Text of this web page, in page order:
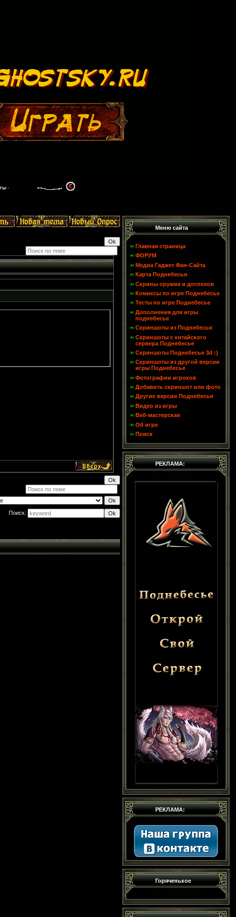
Поиск:
Меню сайта
Главная страница
ФОРУМ
Медиа Гаджет Фан-Сайта
Карта Поднебесья
Скрины оружия и доспехов
Комиксы по игре Поднебесье
Тесты по игре Поднебесье
Дополнения для игры
поднебесье
Скриншоты из Поднебесья
Скриншоты с китайского
сервера Поднебесье
Скриншоты Поднебесье 3d :)
Скриншоты из другой версии
игры Поднебесье
Фотографии игроков
Добавить скриншот или фото
Другие версии Поднебесья
Видео из игры
Веб-мастерская
Об игре
Поиск
РЕКЛАМА:
РЕКЛАМА:
Горяченькое